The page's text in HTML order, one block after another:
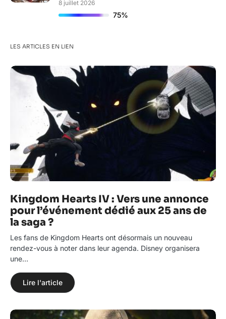
8 juillet 2026
75%
LES ARTICLES EN LIEN
Kingdom Hearts IV : Vers une annonce
pour l’événement dédié aux 25 ans de
la saga ?
Les fans de Kingdom Hearts ont désormais un nouveau
rendez-vous à noter dans leur agenda. Disney organisera
une…
Lire l'article